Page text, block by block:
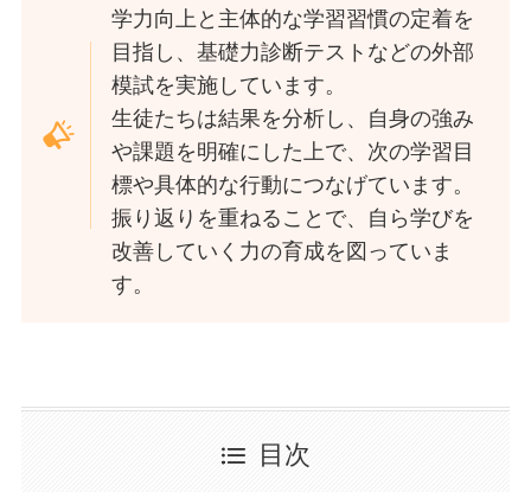
学力向上と主体的な学習習慣の定着を
目指し、基礎力診断テストなどの外部
模試を実施しています。
生徒たちは結果を分析し、自身の強み
や課題を明確にした上で、次の学習目
標や具体的な行動につなげています。
振り返りを重ねることで、自ら学びを
改善していく力の育成を図っていま
す。
目次